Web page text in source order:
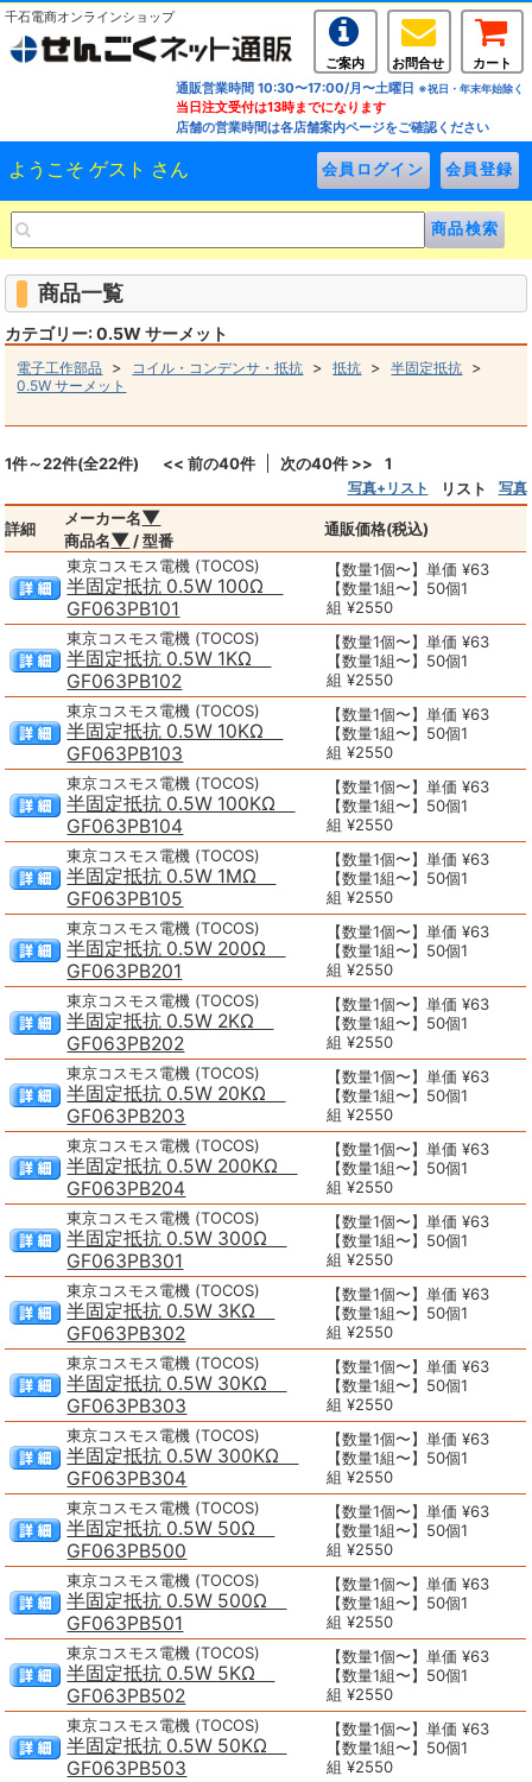
千石電商オンラインショップ
ご案内 お問合せ
カート
通販営業時間 10:30〜17:00/月〜土曜日 ※祝日・年末年始除く
当日注文受付は13時までになります
店舗の営業時間は各店舗案内ページをご確認ください
ようこそ ゲスト さん
商品一覧
カテゴリー: 0.5W サーメット
電子工作部品 > コイル・コンデンサ・抵抗 >抵抗 >半固定抵抗 >
0.5W サーメット
1件～22件(全22件) << 前の40件 次の40件 >> 1
写真+リスト リスト 写真
詳細
メーカー名▼
商品名▼ / 型番
通販価格(税込)
東京コスモス電機 (TOCOS)
半固定抵抗 0.5W 100Ω
GF063PB101
【数量1個〜】単価 ¥63
【数量1組〜】50個1
組 ¥2550
東京コスモス電機 (TOCOS)
半固定抵抗 0.5W 1KΩ
GF063PB102
【数量1個〜】単価 ¥63
【数量1組〜】50個1
組 ¥2550
東京コスモス電機 (TOCOS)
半固定抵抗 0.5W 10KΩ
GF063PB103
【数量1個〜】単価 ¥63
【数量1組〜】50個1
組 ¥2550
東京コスモス電機 (TOCOS)
半固定抵抗 0.5W 100KΩ
GF063PB104
【数量1個〜】単価 ¥63
【数量1組〜】50個1
組 ¥2550
東京コスモス電機 (TOCOS)
半固定抵抗 0.5W 1MΩ
GF063PB105
【数量1個〜】単価 ¥63
【数量1組〜】50個1
組 ¥2550
東京コスモス電機 (TOCOS)
半固定抵抗 0.5W 200Ω
GF063PB201
【数量1個〜】単価 ¥63
【数量1組〜】50個1
組 ¥2550
東京コスモス電機 (TOCOS)
半固定抵抗 0.5W 2KΩ
GF063PB202
【数量1個〜】単価 ¥63
【数量1組〜】50個1
組 ¥2550
東京コスモス電機 (TOCOS)
半固定抵抗 0.5W 20KΩ
GF063PB203
【数量1個〜】単価 ¥63
【数量1組〜】50個1
組 ¥2550
東京コスモス電機 (TOCOS)
半固定抵抗 0.5W 200KΩ
GF063PB204
【数量1個〜】単価 ¥63
【数量1組〜】50個1
組 ¥2550
東京コスモス電機 (TOCOS)
半固定抵抗 0.5W 300Ω
GF063PB301
【数量1個〜】単価 ¥63
【数量1組〜】50個1
組 ¥2550
東京コスモス電機 (TOCOS)
半固定抵抗 0.5W 3KΩ
GF063PB302
【数量1個〜】単価 ¥63
【数量1組〜】50個1
組 ¥2550
東京コスモス電機 (TOCOS)
半固定抵抗 0.5W 30KΩ
GF063PB303
【数量1個〜】単価 ¥63
【数量1組〜】50個1
組 ¥2550
東京コスモス電機 (TOCOS)
半固定抵抗 0.5W 300KΩ
GF063PB304
【数量1個〜】単価 ¥63
【数量1組〜】50個1
組 ¥2550
東京コスモス電機 (TOCOS)
半固定抵抗 0.5W 50Ω
GF063PB500
【数量1個〜】単価 ¥63
【数量1組〜】50個1
組 ¥2550
東京コスモス電機 (TOCOS)
半固定抵抗 0.5W 500Ω
GF063PB501
【数量1個〜】単価 ¥63
【数量1組〜】50個1
組 ¥2550
東京コスモス電機 (TOCOS)
半固定抵抗 0.5W 5KΩ
GF063PB502
【数量1個〜】単価 ¥63
【数量1組〜】50個1
組 ¥2550
東京コスモス電機 (TOCOS)
半固定抵抗 0.5W 50KΩ
GF063PB503
【数量1個〜】単価 ¥63
【数量1組〜】50個1
組 ¥2550